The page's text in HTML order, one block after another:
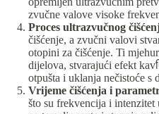
zvučne valove visoke
Proces ultrazvučnog
čišćenje, a zvučni valovi
otopini za čišćenje. Ti
dijelova, stvarajući efekt
otpušta i uklanja nečistoće s
Vrijeme čišćenja i
što su frekvencija i